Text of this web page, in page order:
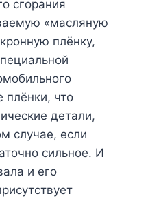
сгорания
«масляную
плёнку,
плёнки, что
детали,
случае, если
сильное. И
и его